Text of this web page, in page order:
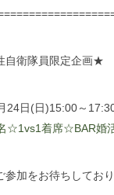
自衛隊員限定企画★
24日(日)15:00～
名☆1vs1着席☆BAR婚
参加をお待ちしており